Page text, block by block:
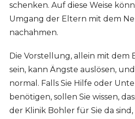
schenken. Auf diese Weise
Umgang der Eltern mit dem
nachahmen.
Die Vorstellung, allein mit dem
sein, kann Ängste auslösen,
normal. Falls Sie Hilfe oder
benötigen, sollen Sie wissen,
der Klinik Bohler für Sie da sind,